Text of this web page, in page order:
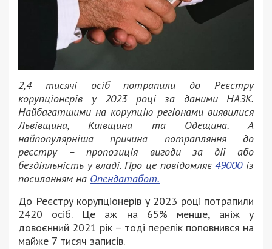
2,4 тисячі осіб потрапили до Реєстру
корупціонерів у 2023 році за даними НАЗК.
Найбагатшими на корупцію регіонами виявилися
Львівщина, Київщина та Одещина. А
найпопулярніша причина потрапляння до
реєстру – пропозиція вигоди за дії або
бездіяльність у владі. Про це повідомляє49000із
посиланням на Опендатабот.
До Реєстру корупціонерів у 2023 році потрапили
2420 осіб. Це аж на 65% менше, аніж у
довоєнний 2021 рік – тоді перелік поповнився на
майже 7 тисяч записів.